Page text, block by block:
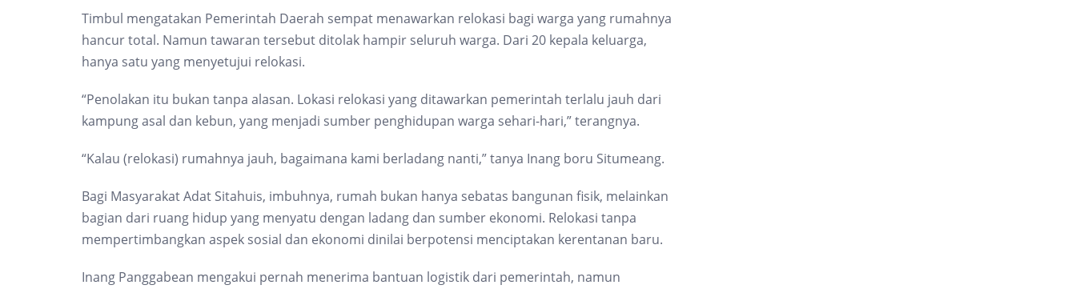
Timbul mengatakan Pemerintah Daerah sempat menawarkan relokasi bagi warga yang rumahnya
hancur total. Namun tawaran tersebut ditolak hampir seluruh warga. Dari 20 kepala keluarga,
hanya satu yang menyetujui relokasi.
“Penolakan itu bukan tanpa alasan. Lokasi relokasi yang ditawarkan pemerintah terlalu jauh dari
kampung asal dan kebun, yang menjadi sumber penghidupan warga sehari-hari,” terangnya.
“Kalau (relokasi) rumahnya jauh, bagaimana kami berladang nanti,” tanya Inang boru Situmeang.
Bagi Masyarakat Adat Sitahuis, imbuhnya, rumah bukan hanya sebatas bangunan fisik, melainkan
bagian dari ruang hidup yang menyatu dengan ladang dan sumber ekonomi. Relokasi tanpa
mempertimbangkan aspek sosial dan ekonomi dinilai berpotensi menciptakan kerentanan baru.
Inang Panggabean mengakui pernah menerima bantuan logistik dari pemerintah, namun